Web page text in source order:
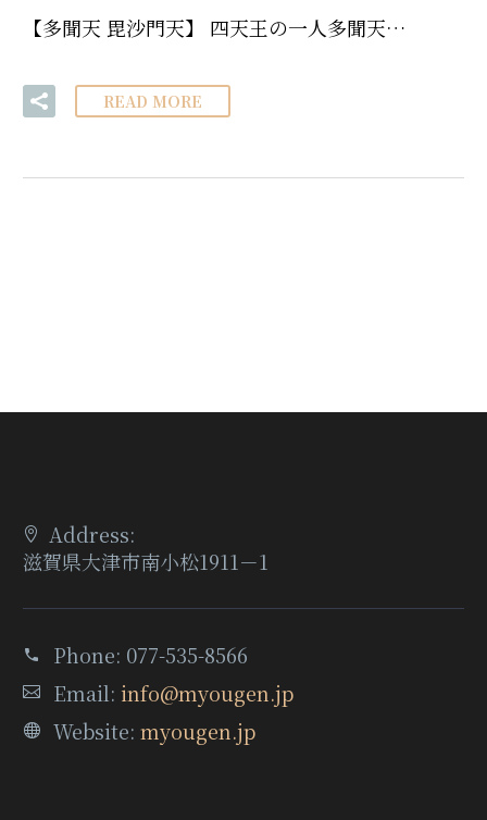
【多聞天 毘沙門天】 四天王の一人多聞天…
READ MORE
Address:
滋賀県大津市南小松1911－1
Phone: 077-535-8566
Email: info@myougen.jp
Website: myougen.jp